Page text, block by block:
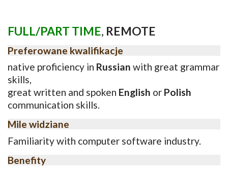
FULL/PART TIME, REMOTE
Preferowane kwalifikacje
native proficiency in Russian with great grammar
skills,
great written and spoken English or Polish
communication skills.
Mile widziane
Familiarity with computer software industry.
Benefity